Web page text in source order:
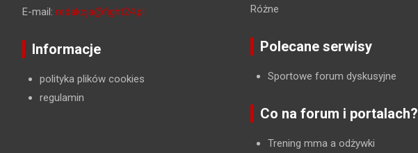
E-mail: redakcja@fight24.pl
Informacje
polityka plików cookies
regulamin
Różne
Polecane serwisy
Sportowe forum dyskusyjne
Co na forum i portalach?
Trening mma a odżywki